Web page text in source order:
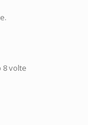
8 volte